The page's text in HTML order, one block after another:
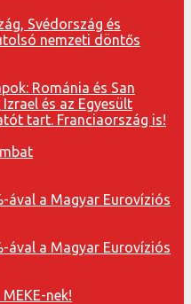
Svédország és
nemzeti döntős
Románia és San
és az Egyesült
tart. Franciaország is!
ával a Magyar Eurovíziós
ával a Magyar Eurovíziós
nek!